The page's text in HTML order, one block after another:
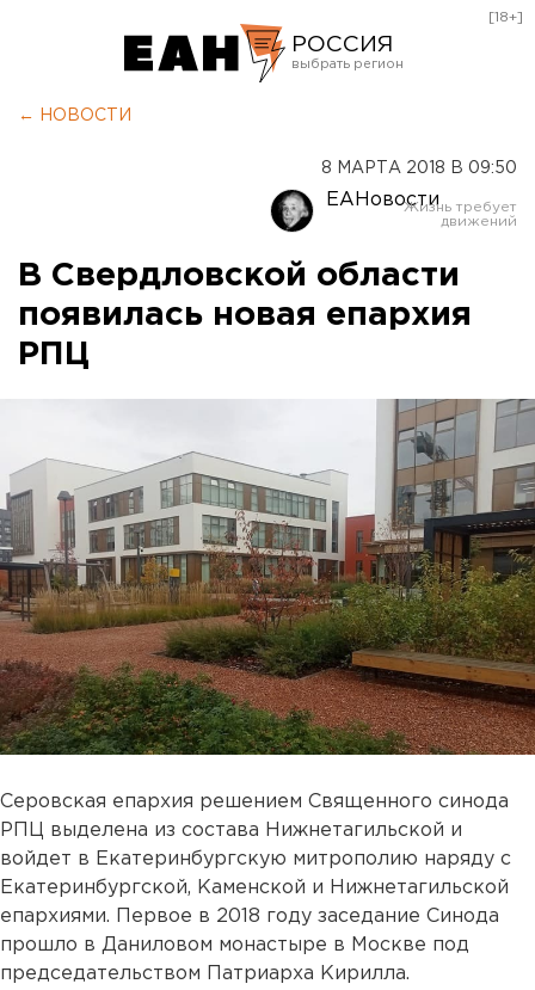
РОССИЯ
Оренбург
[18+]
← НОВОСТИ
8 МАРТА 2018 В 09:50
ЕАНовости
В Свердловской области
появилась новая епархия
РПЦ
Серовская епархия решением Священного синода
РПЦ выделена из состава Нижнетагильской и
войдет в Екатеринбургскую митрополию наряду с
Екатеринбургской, Каменской и Нижнетагильской
епархиями. Первое в 2018 году заседание Синода
прошло в Даниловом монастыре в Москве под
председательством Патриарха Кирилла.